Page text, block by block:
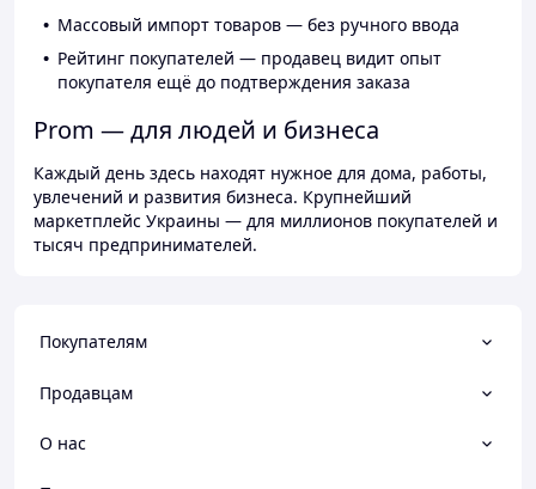
Массовый импорт товаров — без ручного ввода
Рейтинг покупателей — продавец видит опыт
покупателя ещё до подтверждения заказа
Prom — для людей и бизнеса
Каждый день здесь находят нужное для дома, работы,
увлечений и развития бизнеса. Крупнейший
маркетплейс Украины — для миллионов покупателей и
тысяч предпринимателей.
Покупателям
Продавцам
О нас